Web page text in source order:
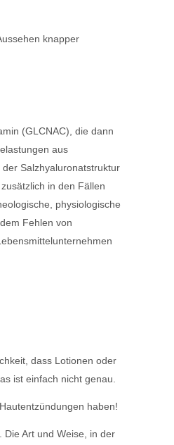
knapper
(GLCNAC), die dann
aus
Salzhyaluronatstruktur
in den Fällen
physiologische
Fehlen von
dass Lotionen oder
ist einfach nicht genau.
haben!
Art und Weise, in der